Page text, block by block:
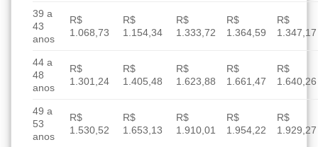
39 a
43
anos
R$
1.068,73
R$
1.154,34
R$
1.333,72
R$
1.364,59
R$
1.347,17
44 a
48
anos
R$
1.301,24
R$
1.405,48
R$
1.623,88
R$
1.661,47
R$
1.640,26
49 a
53
anos
R$
1.530,52
R$
1.653,13
R$
1.910,01
R$
1.954,22
R$
1.929,27